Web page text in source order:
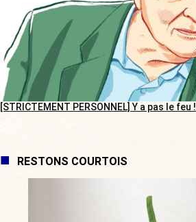
[STRICTEMENT PERSONNEL] Y a pas le feu !
RESTONS COURTOIS